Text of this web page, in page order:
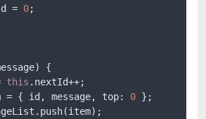
= 0;
{
this .nextId++;
= { id, message, top: 0 };